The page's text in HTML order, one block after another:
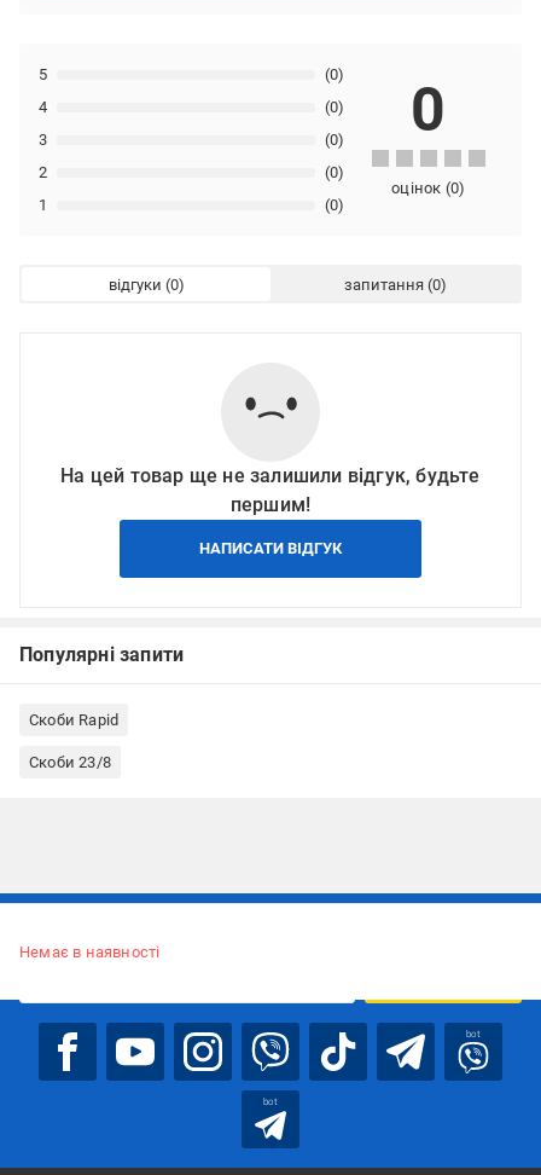
1 (0)
2 (0)
3 (0)
4 (0)
5 (0)
0
оцінок (0)
відгуки запитання
На цей товар ще не залишили відгук, будьте
першим!
НАПИСАТИ ВІДГУК
Популярні запити
Скоби Rapid
Скоби 23/8
Немає в наявності
bot
bot